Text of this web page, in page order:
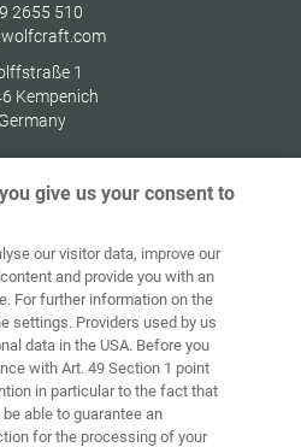
2655 510
1
Kempenich
Germany
Impresszum Adatvédelem
irányelvek Bejelentkezés
give us your consent to
our visitor data, improve our
and provide you with an
For further information on the
settings. Providers used by us
data in the USA. Before you
with Art. 49 Section 1 point
in particular to the fact that
able to guarantee an
for the processing of your